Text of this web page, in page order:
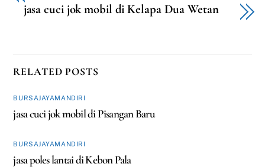
jasa cuci jok mobil di Kelapa Dua Wetan
RELATED POSTS
BURSAJAYAMANDIRI
jasa cuci jok mobil di Pisangan Baru
BURSAJAYAMANDIRI
jasa poles lantai di Kebon Pala